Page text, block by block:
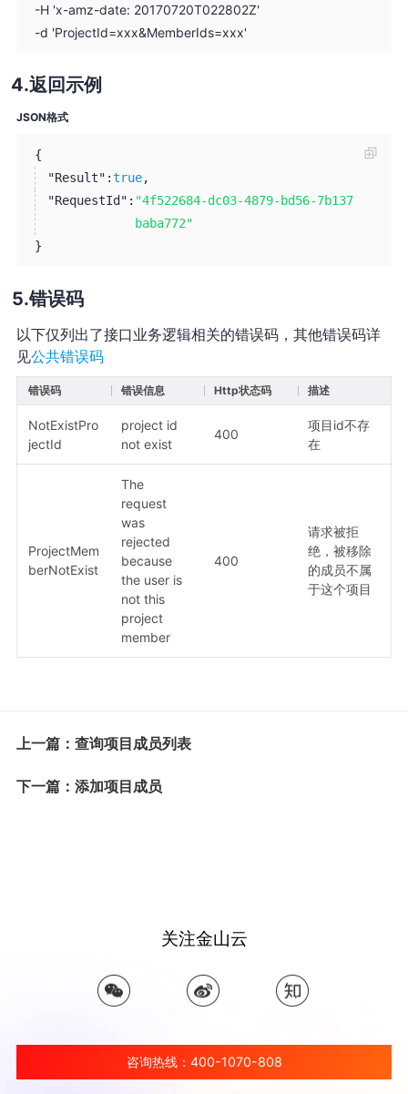
-H 'x-amz-date: 20170720T022802Z'
-d 'ProjectId=xxx&MemberIds=xxx'
返回示例
JSON格式
{
"Result":true,
"RequestId": "4f522684-dc03-4879-bd56-7b137
baba772"
}
错误码
以下仅列出了接口业务逻辑相关的错误码，其他错误码详
见公共错误码
错误码 错误信息 Http状态码 描述
NotExistPro
jectId
project id
not exist
400
项目id不存
在
ProjectMem
berNotExist
The
request
was
rejected
because
the user is
not this
project
member
400
请求被拒
绝，被移除
的成员不属
于这个项目
上一篇：查询项目成员列表
下一篇：添加项目成员
关注金山云
咨询热线：400-1070-808